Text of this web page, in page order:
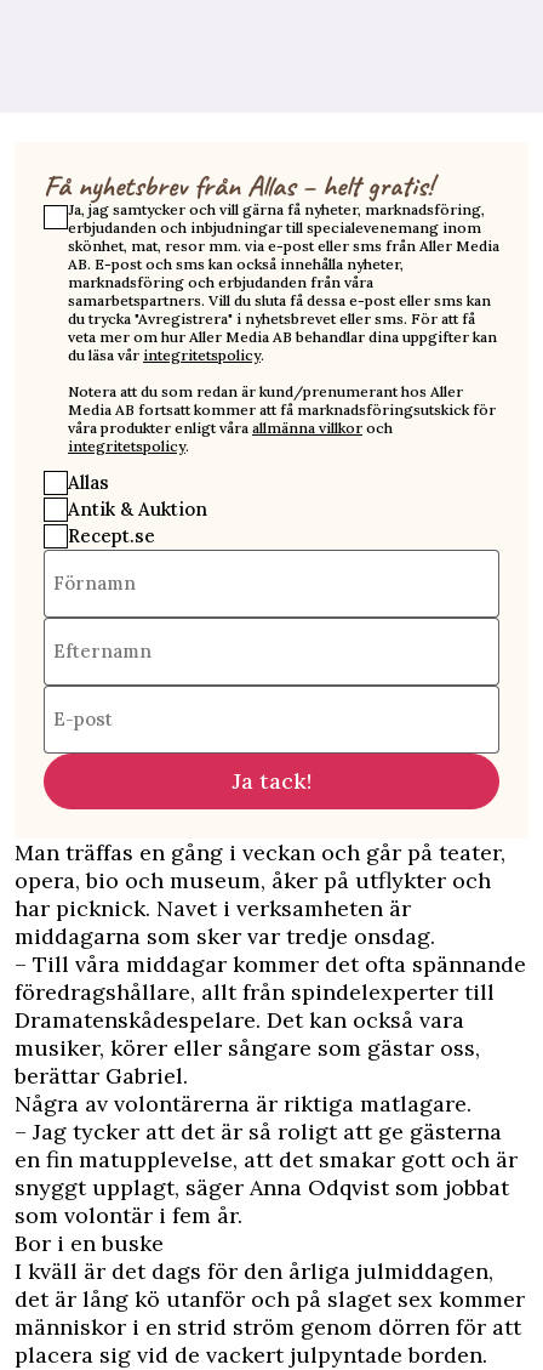
Få nyhetsbrev från Allas – helt gratis!
Ja, jag samtycker och vill gärna få nyheter, marknadsföring,
erbjudanden och inbjudningar till specialevenemang inom
skönhet, mat, resor mm. via e-post eller sms från Aller Media
AB. E-post och sms kan också innehålla nyheter,
marknadsföring och erbjudanden från våra
samarbetspartners. Vill du sluta få dessa e-post eller sms kan
du trycka "Avregistrera" i nyhetsbrevet eller sms. För att få
veta mer om hur Aller Media AB behandlar dina uppgifter kan
du läsa vår integritetspolicy.
Notera att du som redan är kund/prenumerant hos Aller
Media AB fortsatt kommer att få marknadsföringsutskick för
våra produkter enligt våra allmänna villkor och
integritetspolicy.
Allas
Antik & Auktion
Recept.se
Förnamn
Efternamn
E-post
Ja tack!
Man träffas en gång i veckan och går på teater,
opera, bio och museum, åker på utflykter och
har picknick. Navet i verksamheten är
middagarna som sker var tredje onsdag.
– Till våra middagar kommer det ofta spännande
föredragshållare, allt från spindelexperter till
Dramatenskådespelare. Det kan också vara
musiker, körer eller sångare som gästar oss,
berättar Gabriel.
Några av volontärerna är riktiga matlagare.
– Jag tycker att det är så roligt att ge gästerna
en fin matupplevelse, att det smakar gott och är
snyggt upplagt, säger Anna Odqvist som jobbat
som volontär i fem år.
Bor i en buske
I kväll är det dags för den årliga julmiddagen,
det är lång kö utanför och på slaget sex kommer
människor i en strid ström genom dörren för att
placera sig vid de vackert julpyntade borden.